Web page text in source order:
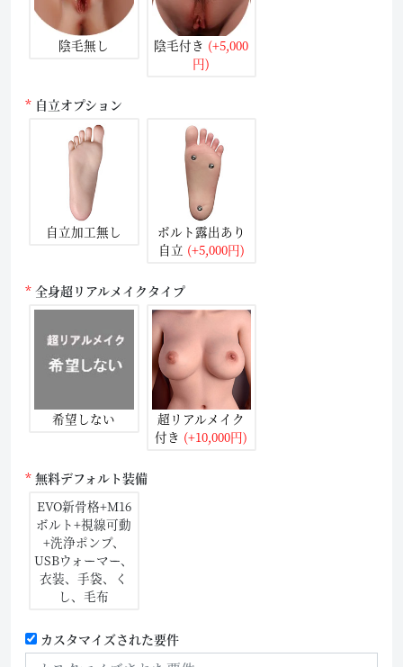
陰毛無し 陰毛付き (+5,000
円)
自立オプション
自立加工無し
ボルト露出あり
自立 (+5,000円)
全身超リアルメイクタイプ
希望しない
超リアルメイク
付き (+10,000円)
無料デフォルト装備
EVO新骨格+M16
ボルト+視線可動
+洗浄ポンプ、
USBウォーマー、
衣装、手袋、く
し、毛布
カスタマイズされた要件